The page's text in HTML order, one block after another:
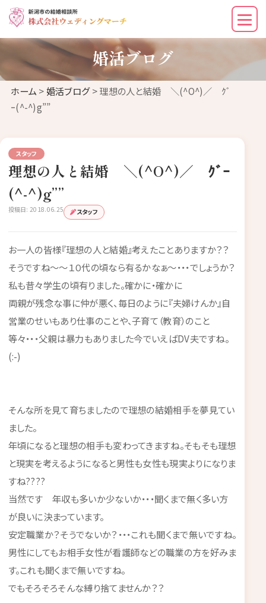
婚活ブログ
ホーム >婚活ブログ> 理想の人と結婚 ＼(^O^)／ ｸﾞ
ｰ(^-^)g””
スタッフ
理想の人と結婚 ＼(^O^)／ ｸﾞｰ
(^-^)g””
投稿日: 2018.06.25 スタッフ
お一人の皆様『理想の人と結婚』考えたことありますか？？
そうですね～～１０代の頃なら有るかなぁ～・・・でしょうか？
私も昔々学生の頃有りました。確かに・確かに
両親が残念な事に仲が悪く、毎日のように『夫婦けんか』自
営業のせいもあり仕事のことや、子育て（教育）のこと
等々・・・父親は暴力もありました今でいえばDV夫ですね。
(:-)
そんな所を見て育ちましたので理想の結婚相手を夢見てい
ました。
年頃になると理想の相手も変わってきますね。そもそも理想
と現実を考えるようになると男性も女性も現実よりになりま
すね????
当然です 年収も多いか少ないか・・・聞くまで無く多い方
が良いに決まっています。
安定職業か？そうでないか？・・・これも聞くまで無いですね。
男性にしてもお相手女性が看護師などの職業の方を好みま
す。これも聞くまで無いですね。
でもそろそろそんな縛り捨てませんか？？